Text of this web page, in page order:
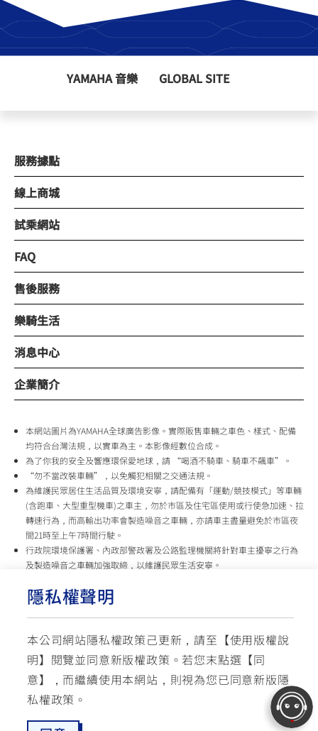
隱私權聲明
本公司網站隱私權政策己更新，請至【使用版權說
明】閱覽並同意新版權政策。 若您末點選【同
意】，而繼續使用本網站，則視為您已同意新版隱
私權政策。
YAMAHA 音樂 GLOBAL SITE
服務據點
線上商城
試乘網站
FAQ
售後服務
樂騎生活
消息中心
企業簡介
本網站圖片為YAMAHA全球廣告影像。實際販售車輛之車色、樣式、配備
均符合台灣法規，以實車為主。本影像經數位合成。
為了你我的安全及響應環保愛地球，請 “喝酒不騎車、騎車不飆車”。
“勿不當改裝車輛”，以免觸犯相關之交通法規。
為維護民眾居住生活品質及環境安寧，請配備有「運動/競技模式」等車輛
(含跑車、大型重型機車)之車主，勿於市區及住宅區使用或行使急加速、拉
轉速行為，而高輸出功率會製造噪音之車輛，亦請車主盡量避免於市區夜
間21時至上午7時間行駛。
行政院環境保護署、內政部警政署及公路監理機關將針對車主擾寧之行為
及製造噪音之車輛加強取締，以維護民眾生活安寧。
使用版權說明 隱私權政策 交通安全入口網
☏ 免付費客服專線: 0800-631-680 ✉ 聯繫客服
每週一 ~ 五 08:00~12:10 / 13:00~16:40(國定假日與公司假日除外)
© YAMAHA MOTOR TAIWAN CO., LTD. All Rights Reserved.